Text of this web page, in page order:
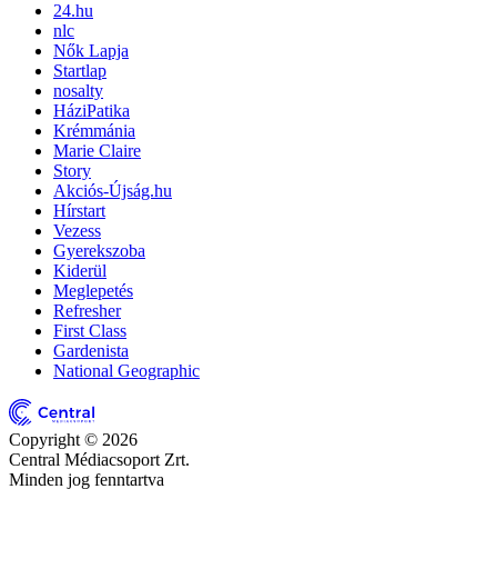
24.hu
nlc
Nők Lapja
Startlap
nosalty
HáziPatika
Krémmánia
Marie Claire
Story
Akciós-Újság.hu
Hírstart
Vezess
Gyerekszoba
Kiderül
Meglepetés
Refresher
First Class
Gardenista
National Geographic
Copyright © 2026
Central Médiacsoport Zrt.
Minden jog fenntartva